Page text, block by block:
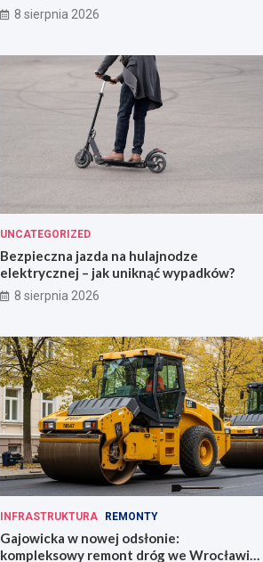
8 sierpnia 2026
UNCATEGORIZED
Bezpieczna jazda na hulajnodze
elektrycznej – jak uniknąć wypadków?
8 sierpnia 2026
INFRASTRUKTURA REMONTY
Gajowicka w nowej odsłonie:
kompleksowy remont dróg we Wrocławiu